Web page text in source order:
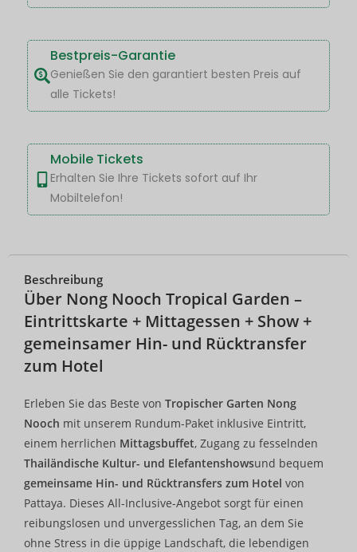
Bestpreis-Garantie
Genießen Sie den garantiert besten Preis auf
alle Tickets!
Mobile Tickets
Erhalten Sie Ihre Tickets sofort auf Ihr
Mobiltelefon!
Beschreibung
Über Nong Nooch Tropical Garden –
Eintrittskarte + Mittagessen + Show +
gemeinsamer Hin- und Rücktransfer
zum Hotel
Erleben Sie das Beste von Tropischer Garten Nong
Nooch mit unserem Rundum-Paket inklusive Eintritt,
einem herrlichen Mittagsbuffet, Zugang zu fesselnden
Thailändische Kultur- und Elefantenshowsund bequem
gemeinsame Hin- und Rücktransfers zum Hotel von
Pattaya. Dieses All-Inclusive-Angebot sorgt für einen
reibungslosen und unvergesslichen Tag, an dem Sie
ohne Stress in die üppige Landschaft, die lebendigen